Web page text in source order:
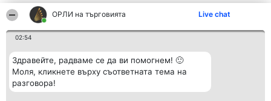
ОРЛИ на търговията Live chat
02:54
Здравейте, радваме се да ви помогнем! 🙂
Моля, кликнете върху съответната тема на
разговора!